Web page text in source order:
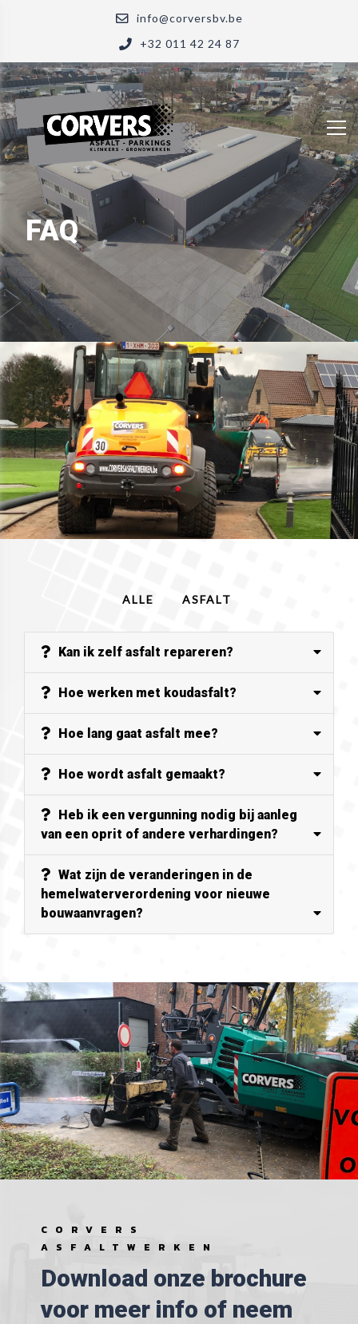
info@corversbv.be
+32 011 42 24 87
FAQ
ALLE ASFALT
Kan ik zelf asfalt repareren?
Hoe werken met koudasfalt?
Hoe lang gaat asfalt mee?
Hoe wordt asfalt gemaakt?
Heb ik een vergunning nodig bij aanleg
van een oprit of andere verhardingen?
Wat zijn de veranderingen in de
hemelwaterverordening voor nieuwe
bouwaanvragen?
CORVERS
ASFALTWERKEN
Download onze brochure
voor meer info of neem